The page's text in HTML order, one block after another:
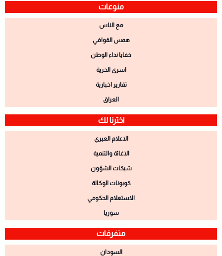
منوعات
مع الناس
همس القوافي
خفايا نداء الوطن
اسرى الحرية
تقارير اخبارية
العراق
اخترنا لك
الاعلام العبري
الاغاثة والتنمية
شيكات الشؤون
كوبونات الوكالة
الاستعلام الحكومي
سوريا
متفرقات
السودان